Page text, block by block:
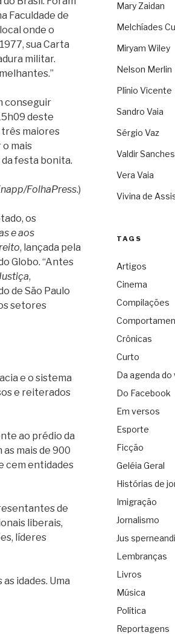
Faculdade de
onde o
sua Carta
militar.
conseguir
deste
três maiores
mais
festa bonita.
FolhaPress.)
os
e aos
, lançada pela
Globo. “Antes
,
de São Paulo
setores
e o sistema
e reiterados
ao prédio da
mais de 900
cem entidades
de
liberais,
líderes
idades. Uma
Mary Zaidan
Melchíades
Miryam Wiley
Nelson Merlin
Plínio Vicente
Sandro Vaia
Sérgio Vaz
Valdir Sanches
Vera Vaia
Vivina de
TAGS
Artigos
Cinema
Compilações
Crônicas
Curto
Da agenda do
Do Facebook
Em versos
Esporte
Ficção
Geléia Geral
Histórias de
Imigração
Jornalismo
Jus sperneandi
Lembranças
Livros
Música
Política
Reportagens